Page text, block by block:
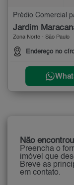
Prédio Comercial
Jardim
Zona Norte - São Paulo
Endereço no
Não
Preencha o
imóvel que
Breve as
em contato.